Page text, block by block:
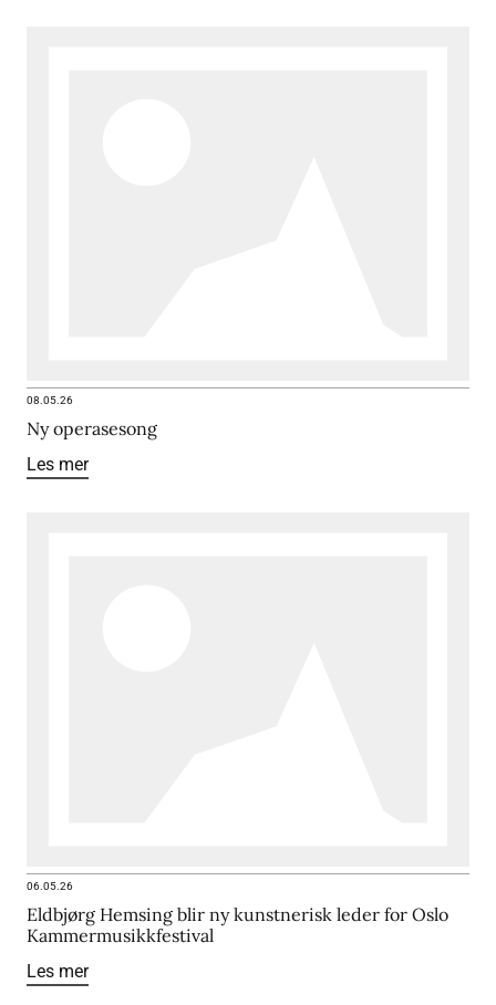
08.05.26
Ny operasesong
Les mer
06.05.26
Eldbjørg Hemsing blir ny kunstnerisk leder for Oslo
Kammermusikkfestival
Les mer